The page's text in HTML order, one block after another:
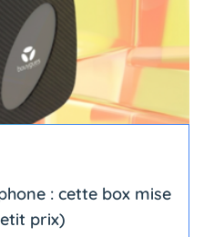
: cette box mise
prix)